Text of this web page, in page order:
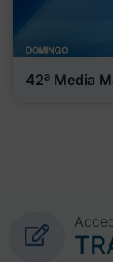
42ª Media